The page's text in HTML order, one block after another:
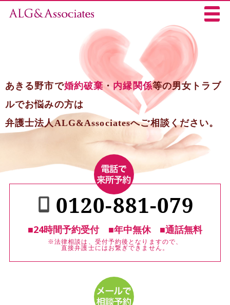
あきる野市で婚約破棄 ・ 内縁関係等の男女トラブ
ルでお悩みの方は
弁護士法人ALG&Associatesへご相談ください。
0120-881-079
■24時間予約受付 ■年中無休 ■通話無料
※法律相談は、受付予約後となりますので、
直接弁護士にはお繋ぎできません。